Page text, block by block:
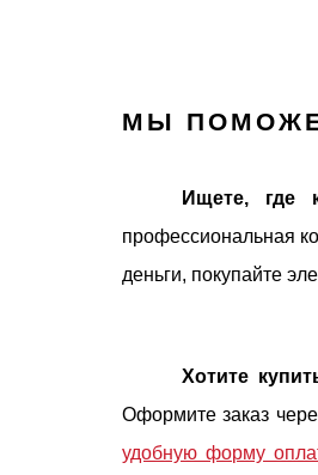
МЫ
Ищете, где
профессиональная
деньги, покупайте
Хотите
Оформите заказ
удобную форму